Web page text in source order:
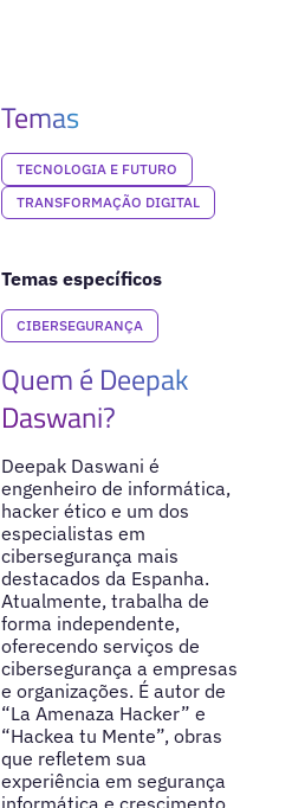
Temas
TECNOLOGIA E FUTURO
TRANSFORMAÇÃO DIGITAL
Temas específicos
CIBERSEGURANÇA
Quem é Deepak
Daswani?
Deepak Daswani é
engenheiro de informática,
hacker ético e um dos
especialistas em
cibersegurança mais
destacados da Espanha.
Atualmente, trabalha de
forma independente,
oferecendo serviços de
cibersegurança a empresas
e organizações. É autor de
“La Amenaza Hacker” e
“Hackea tu Mente”, obras
que refletem sua
experiência em segurança
informática e crescimento